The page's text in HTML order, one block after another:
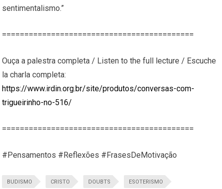
sentimentalismo.”
===========================================
Ouça a palestra completa / Listen to the full lecture / Escuche
la charla completa:
https://www.irdin.org.br/site/produtos/conversas-com-
trigueirinho-no-516/
===========================================
#Pensamentos #Reflexões #FrasesDeMotivação
BUDISMO CRISTO DOUBTS ESOTERISMO